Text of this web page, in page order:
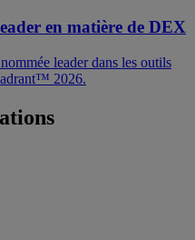
en matière de DEX
leader dans les outils
2026.